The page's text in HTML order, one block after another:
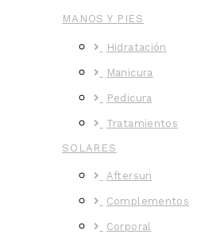
MANOS Y PIES
Hidratación
Manicura
Pedicura
Tratamientos
SOLARES
Aftersun
Complementos
Corporal